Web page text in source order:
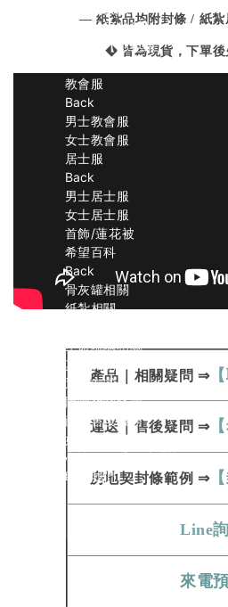
旗袍【女緞】
旗袍【天然絲】
鳳仙裝【彩色絲】
教會服
Back
男士教會服
女士教會服
居士服
Back
男士居士服
女士居士服
首飾/蓮花被
希望百科
Back
骨灰罐相關
紙紮相關
生命琉璃相關
其他相關
運送方式
購物相關條款
商品售後服務
如何與我們聯絡
心情很沉重無法釋懷
聯絡我們
— 紙紮品均附封條 / 紙
◆ 皆為現貨，下單
產品 相關疑問 ⇒【
運送 ｜ 售後疑問 ⇒【
房地契封條範例​​​​​ ⇒【
Line
來電